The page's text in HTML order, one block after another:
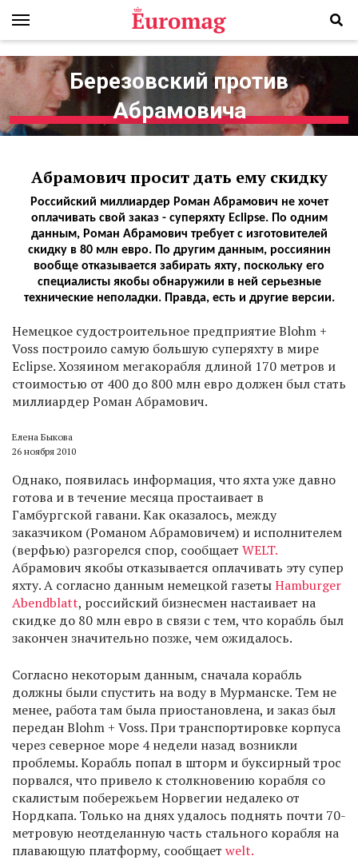
Березовский против
Абрамовича
Абрамович просит дать ему скидку
Российский миллиардер Роман Абрамович не хочет
оплачивать свой заказ - суперяхту Eclipse. По одним
данным, Роман Абрамович требует с изготовителей
скидку в 80 млн евро. По другим данным, россиянин
вообще отказывается забирать яхту, поскольку его
специалисты якобы обнаружили в ней серьезные
технические неполадки. Правда, есть и другие версии.
Немецкое судостроительное предприятие Blohm +
Voss построило самую большую суперяхту в мире
Eclipse. Хозяином мегакорабля длиной 170 метров и
стоимостью от 400 до 800 млн евро должен был стать
миллиардер Роман Абрамович.
Елена Быкова
26 ноября 2010
Однако, появилась информация, что яхта уже давно
готова и в течение месяца простаивает в
Гамбургской гавани. Как оказалось, между
заказчиком (Романом Абрамовичем) и исполнителем
(верфью) разгорелся спор, сообщает WELT.
Абрамович якобы отказывается оплачивать эту супер
яхту. А согласно данным немецкой газетыHamburger
Abendblatt, российский бизнесмен настаивает на
скидке до 80 млн евро в связи с тем, что корабль был
закончен значительно позже, чем ожидалось.
Согласно некоторым данным, сначала корабль
должны были спустить на воду в Мурманске. Тем не
менее, работа там была приостановлена, и заказ был
передан Blohm + Voss. При транспортировке корпуса
через северное море 4 недели назад возникли
проблемы. Корабль попал в шторм и буксирный трос
порвался, что привело к столкновению корабля со
скалистым побережьем Норвегии недалеко от
Нордкапа. Только на днях удалось поднять почти 70-
метровую неотделанную часть стального корабля на
плавающую платформу, сообщает welt.